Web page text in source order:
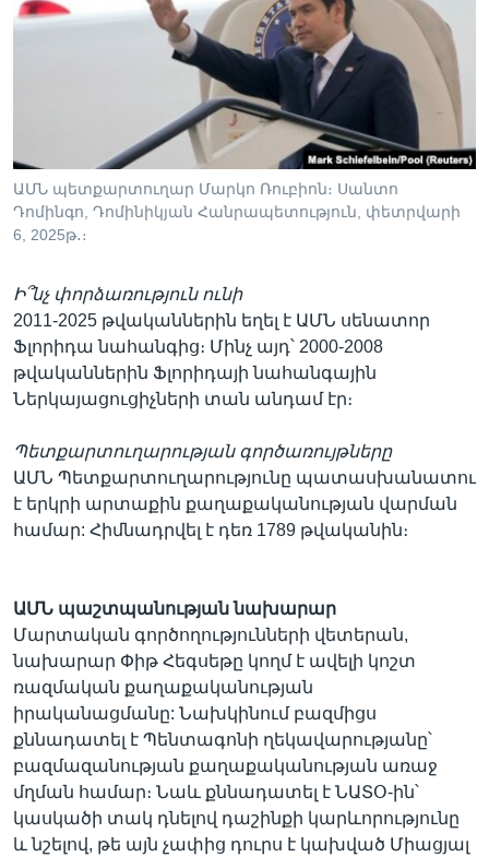
ԱՄՆ պետքարտուղար Մարկո Ռուբիոն։ Սանտո
Դոմինգո, Դոմինիկյան Հանրապետություն, փետրվարի
6, 2025թ․։
Ի՞նչ փորձառություն ունի
2011-2025 թվականներին եղել է ԱՄՆ սենատոր
Ֆլորիդա նահանգից։ Մինչ այդ՝ 2000-2008
թվականներին Ֆլորիդայի նահանգային
Ներկայացուցիչների տան անդամ էր։
Պետքարտուղարության գործառույթները
ԱՄՆ Պետքարտուղարությունը պատասխանատու
է երկրի արտաքին քաղաքականության վարման
համար: Հիմնադրվել է դեռ 1789 թվականին։
ԱՄՆ պաշտպանության նախարար
Մարտական գործողությունների վետերան,
նախարար Փիթ Հեգսեթը կողմ է ավելի կոշտ
ռազմական քաղաքականության
իրականացմանը: Նախկինում բազմիցս
քննադատել է Պենտագոնի ղեկավարությանը՝
բազմազանության քաղաքականության առաջ
մղման համար։ Նաև քննադատել է ՆԱՏՕ-ին՝
կասկածի տակ դնելով դաշինքի կարևորությունը
և նշելով, թե այն չափից դուրս է կախված Միացյալ